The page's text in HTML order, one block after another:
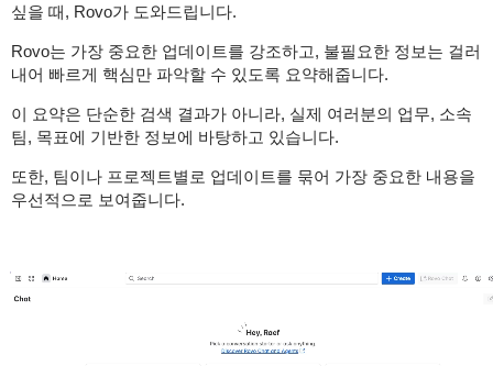
싶을 때, Rovo가 도와드립니다.
Rovo는 가장 중요한 업데이트를 강조하고, 불필요한 정보는 걸러
내어 빠르게 핵심만 파악할 수 있도록 요약해줍니다.
이 요약은 단순한 검색 결과가 아니라, 실제 여러분의 업무, 소속
팀, 목표에 기반한 정보에 바탕하고 있습니다.
또한, 팀이나 프로젝트별로 업데이트를 묶어 가장 중요한 내용을
우선적으로 보여줍니다.